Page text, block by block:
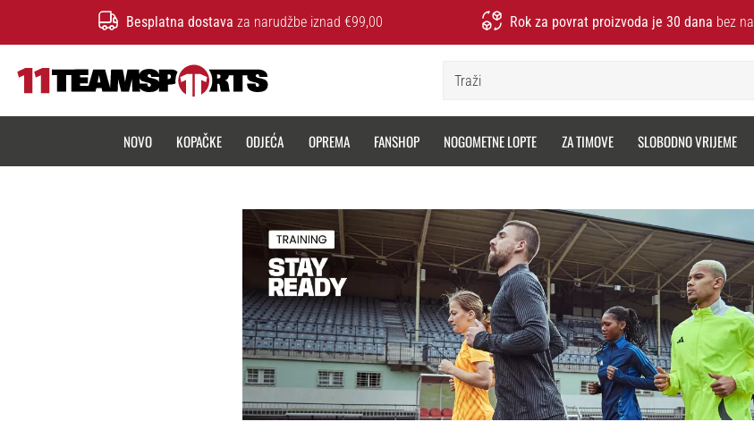
Besplatna dostava za narudžbe iznad €99,00 Rok za povrat proizvoda je 30 dana bez
NOVO KOPAČKE ODJEĆA OPREMA FANSHOP NOGOMETNE LOPTE ZA TIMOVE SLOBODNO VRIJEME